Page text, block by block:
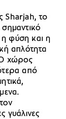
Sharjah, το
σημαντικό
φύση και η
απλότητα
Ο χώρος
από
γυάλινες